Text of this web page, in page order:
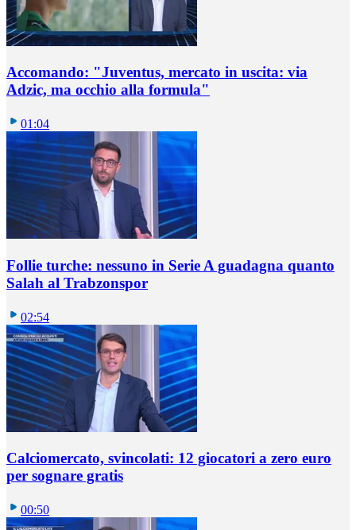
Accomando: "Juventus, mercato in uscita: via
Adzic, ma occhio alla formula"
01:04
Follie turche: nessuno in Serie A guadagna quanto
Salah al Trabzonspor
02:54
Calciomercato, svincolati: 12 giocatori a zero euro
per sognare gratis
00:50